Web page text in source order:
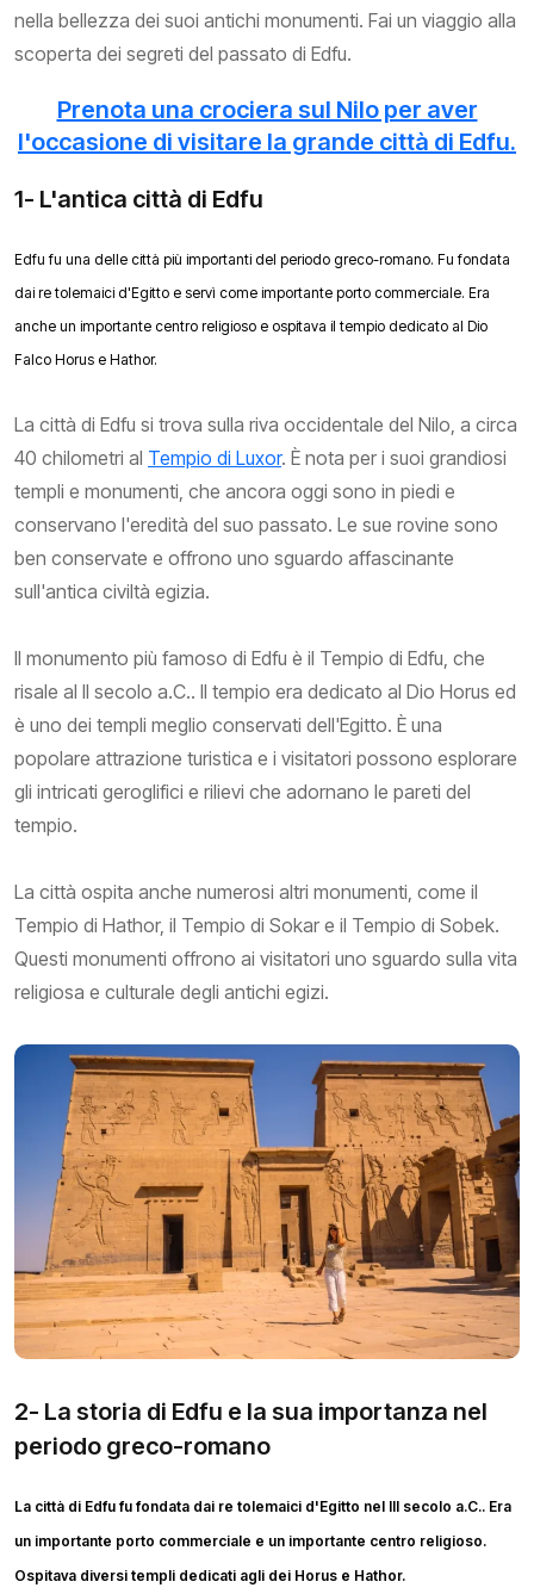
nella bellezza dei suoi antichi monumenti. Fai un viaggio alla
scoperta dei segreti del passato di Edfu.
Prenota una crociera sul Nilo per aver
l'occasione di visitare la grande città di Edfu.
1- L'antica città di Edfu
Edfu fu una delle città più importanti del periodo greco-romano. Fu fondata
dai re tolemaici d'Egitto e servì come importante porto commerciale. Era
anche un importante centro religioso e ospitava il tempio dedicato al Dio
Falco Horus e Hathor.
La città di Edfu si trova sulla riva occidentale del Nilo, a circa
40 chilometri al Tempio di Luxor. È nota per i suoi grandiosi
templi e monumenti, che ancora oggi sono in piedi e
conservano l'eredità del suo passato. Le sue rovine sono
ben conservate e offrono uno sguardo affascinante
sull'antica civiltà egizia.
Il monumento più famoso di Edfu è il Tempio di Edfu, che
risale al II secolo a.C.. Il tempio era dedicato al Dio Horus ed
è uno dei templi meglio conservati dell'Egitto. È una
popolare attrazione turistica e i visitatori possono esplorare
gli intricati geroglifici e rilievi che adornano le pareti del
tempio.
La città ospita anche numerosi altri monumenti, come il
Tempio di Hathor, il Tempio di Sokar e il Tempio di Sobek.
Questi monumenti offrono ai visitatori uno sguardo sulla vita
religiosa e culturale degli antichi egizi.
2- La storia di Edfu e la sua importanza nel
periodo greco-romano
La città di Edfu fu fondata dai re tolemaici d'Egitto nel III secolo a.C.. Era
un importante porto commerciale e un importante centro religioso.
Ospitava diversi templi dedicati agli dei Horus e Hathor.